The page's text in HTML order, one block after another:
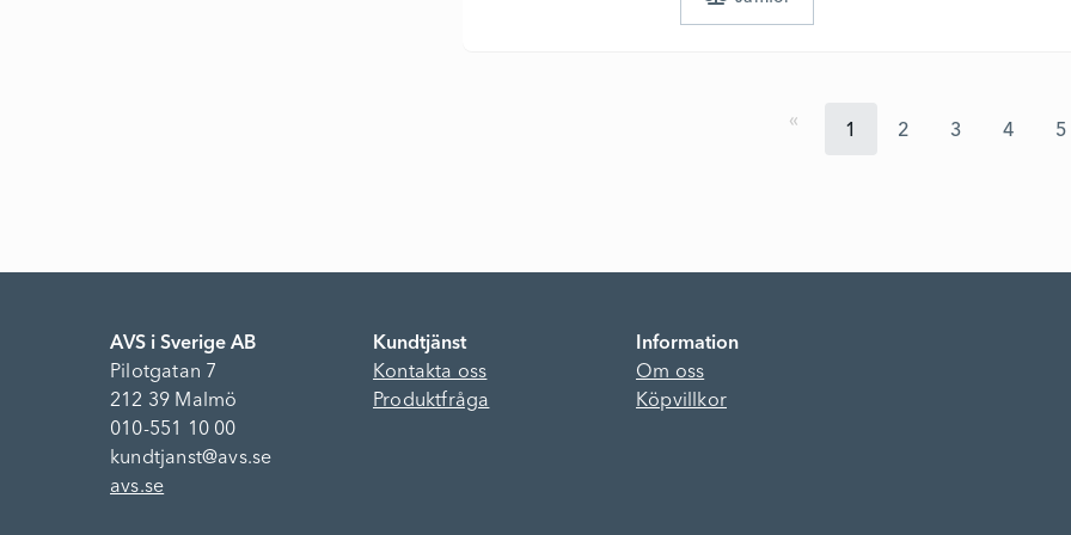
1 2 3 4 5
AVS i Sverige AB
Pilotgatan 7
212 39 Malmö
010-551 10 00
kundtjanst@avs.se
avs.se
Kundtjänst
Kontakta oss
Produktfråga
Information
Om oss
Köpvillkor